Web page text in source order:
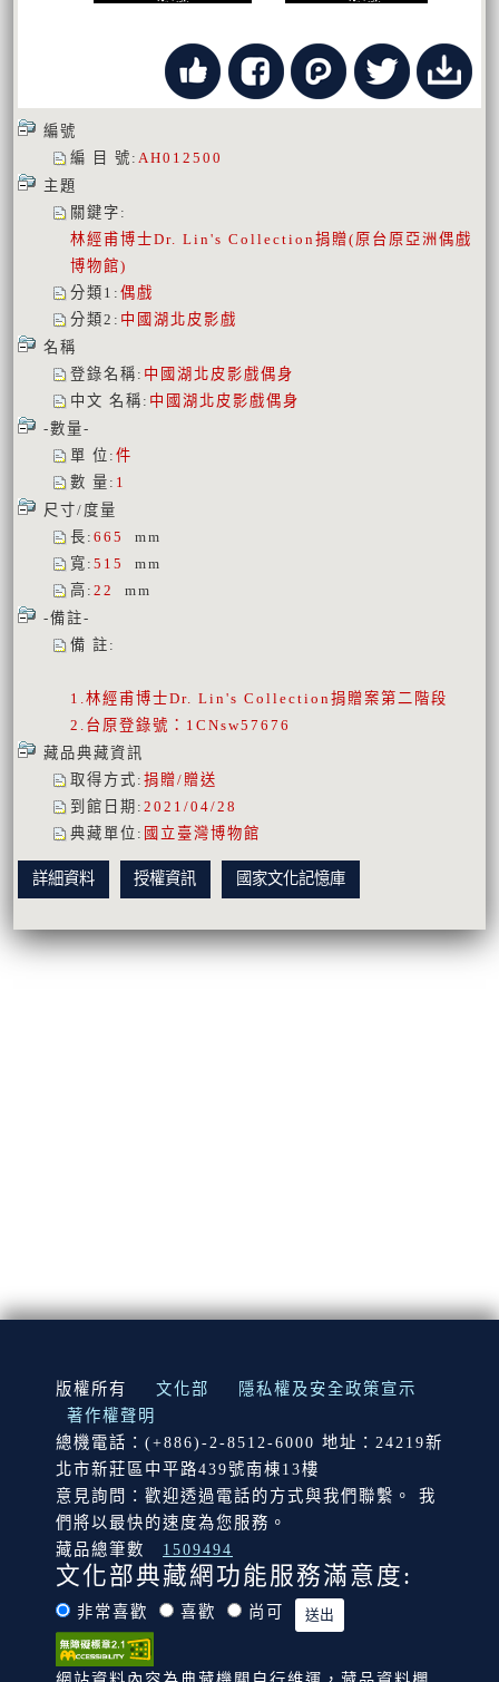
編號
編 目 號 : AH012500
主題
關鍵字 :
林經甫博士Dr. Lin's Collection捐贈(原台原亞洲偶戲
博物館)
分類1 : 偶戲
分類2 : 中國湖北皮影戲
名稱
登錄名稱 : 中國湖北皮影戲偶身
中文 名稱 : 中國湖北皮影戲偶身
-數量-
單 位 : 件
數 量 : 1
尺寸/度量
長 : 665
mm
寬 : 515
mm
高 : 22
mm
-備註-
備 註 :
1.林經甫博士Dr. Lin's Collection捐贈案第二階段
2.台原登錄號：1CNsw57676
藏品典藏資訊
取得方式 : 捐贈/贈送
到館日期 : 2021/04/28
典藏單位 : 國立臺灣博物館
詳細資料 授權資訊 國家文化記憶庫
:::
版權所有 文化部
隱私權及安全政策宣示
著作權聲明
總機電話：(+886)-2-8512-6000 地址：24219新
北市新莊區中平路439號南棟13樓
意見詢問：歡迎透過電話的方式與我們聯繫。 我
們將以最快的速度為您服務。
藏品總筆數
1509494
文化部典藏網功能服務滿意度:
非常喜歡 喜歡 尚可